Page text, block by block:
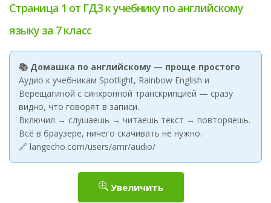
Страница 1 от ГДЗ к учебнику по английскому
языку за 7 класс
📚 Домашка по английскому — проще простого
Аудио к учебникам Spotlight, Rainbow English и
Верещагиной с синхронной транскрипцией — сразу
видно, что говорят в записи.
Включил → слушаешь → читаешь текст → повторяешь.
Всё в браузере, ничего скачивать не нужно.
🔗 langecho.com/users/amr/audio/
Увеличить